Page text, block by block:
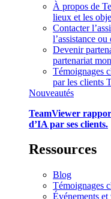
À propos de
lieux et les
Contacter
l’assistance
Devenir
partenariat
Témoignages
par les clients
Nouveautés
TeamViewer
d’IA par ses clients.
Ressources
Blog
Témoignages
Événements